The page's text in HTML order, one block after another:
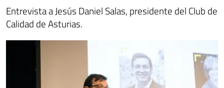
Entrevista a Jesús Daniel Salas, presidente del Club de
Calidad de Asturias.